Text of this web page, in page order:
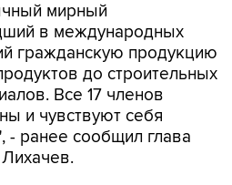
мирный
в международных
гражданскую продукцию
до строительных
Все 17 членов
и чувствуют себя
- ранее сообщил глава